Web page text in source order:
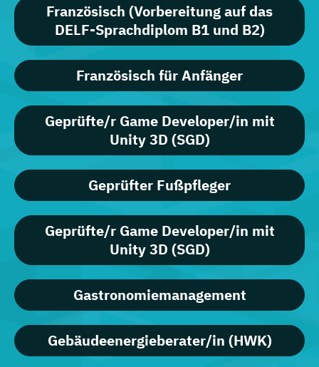
Französisch (Vorbereitung auf das
DELF-Sprachdiplom B1 und B2)
Französisch für Anfänger
Geprüfte/r Game Developer/in mit
Unity 3D (SGD)
Geprüfter Fußpfleger
Geprüfte/r Game Developer/in mit
Unity 3D (SGD)
Gastronomiemanagement
Gebäudeenergieberater/in (HWK)